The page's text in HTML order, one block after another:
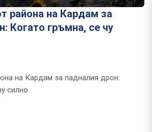
района на Кардам за
Когато гръмна, се чу
на Кардам за падналия дрон:
силно